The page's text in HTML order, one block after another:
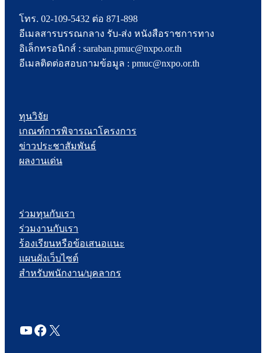
โทร. 02-109-5432 ต่อ 871-898
อีเมลสารบรรณกลาง รับ-ส่ง หนังสือราชการทาง
อิเล็กทรอนิกส์ : saraban.pmuc@nxpo.or.th
อีเมลติดต่อสอบถามข้อมูล : pmuc@nxpo.or.th
ทุนวิจัย
เกณฑ์การพิจารณาโครงการ
ข่าวประชาสัมพันธ์
ผลงานเด่น
ร่วมทุนกับเรา
ร่วมงานกับเรา
ร้องเรียนหรือข้อเสนอแนะ
แผนผังเว็บไซต์
สำหรับพนักงาน/บุคลากร
YouTube
Facebook
X